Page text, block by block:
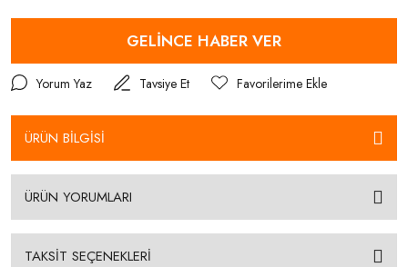
GELİNCE HABER VER
Yorum Yaz Tavsiye Et
ÜRÜN BİLGİSİ
ÜRÜN YORUMLARI
TAKSİT SEÇENEKLERİ